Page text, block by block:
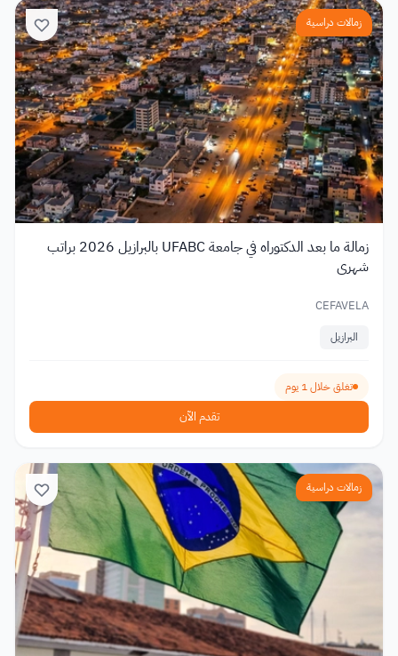
زمالات دراسية
زمالة ما بعد الدكتوراه في جامعة UFABC بالبرازيل 2026 براتب
شهري
CEFAVELA
البرازيل
تغلق خلال 1 يوم
تقدم الآن
زمالات دراسية